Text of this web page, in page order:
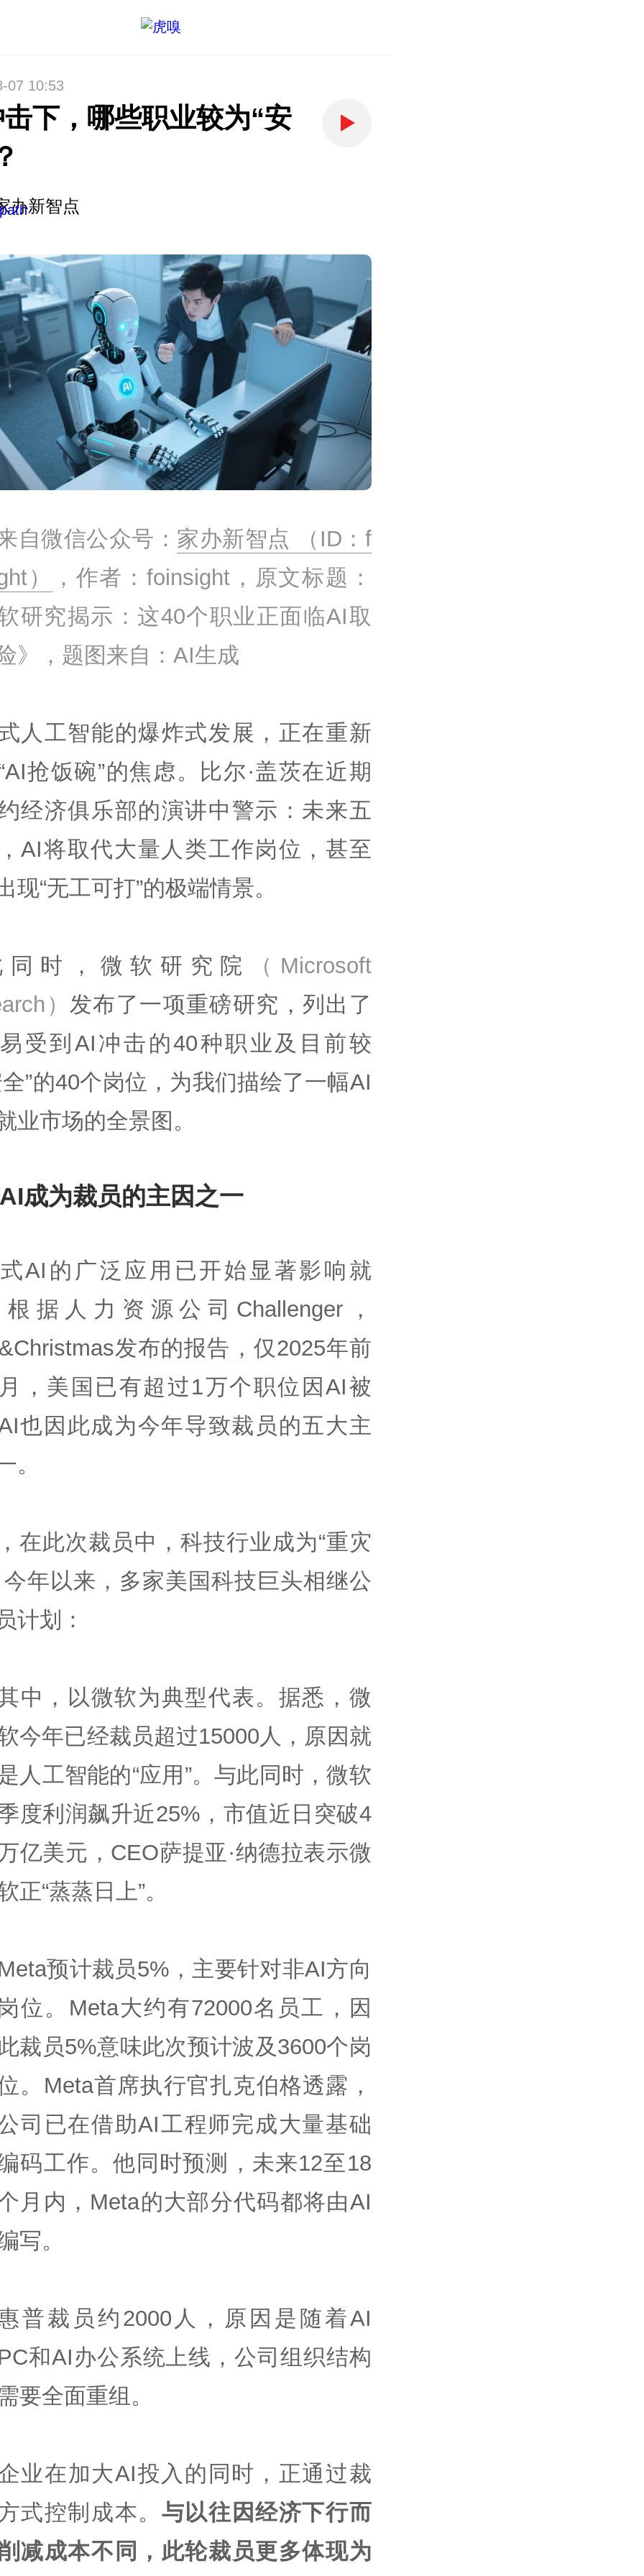
07 10:53
下，哪些职业较为“安
办新智点
自微信公众号： 家办新智点 （ID：f
）
，作者：foinsight，原文标题：
研究揭示：这40个职业正面临AI取
》，题图来自：AI生成
人工智能的爆炸式发展，正在重新
抢饭碗”的焦虑。比尔·盖茨在近期
经济俱乐部的演讲中警示：未来五
AI将取代大量人类工作岗位，甚至
现“无工可打”的极端情景。
同时，微软研究院
（Microsoft
） 发布了一项重磅研究，列出了
受到AI冲击的40种职业及目前较
全”的40个岗位，为我们描绘了一幅AI
业市场的全景图。
成为裁员的主因之一
AI的广泛应用已开始显著影响就
据人力资源公司Challenger，
发布的报告，仅2025年前
，美国已有超过1万个职位因AI被
也因此成为今年导致裁员的五大主
。
在此次裁员中，科技行业成为“重灾
今年以来，多家美国科技巨头相继公
计划：
中，以微软为典型代表。据悉，微
今年已经裁员超过15000人，原因就
人工智能的“应用”。与此同时，微软
度利润飙升近25%，市值近日突破4
亿美元，CEO萨提亚·纳德拉表示微
正“蒸蒸日上”。
预计裁员5%，主要针对非AI方向
位。Meta大约有72000名员工，因
裁员5%意味此次预计波及3600个岗
。Meta首席执行官扎克伯格透露，
司已在借助AI工程师完成大量基础
码工作。他同时预测，未来12至18
月内，Meta的大部分代码都将由AI
写。
普裁员约2000人，原因是随着AI
和AI办公系统上线，公司组织结构
要全面重组。
业在加大AI投入的同时，正通过裁
式控制成本。 与以往因经济下行而
减成本不同，此轮裁员更多体现为